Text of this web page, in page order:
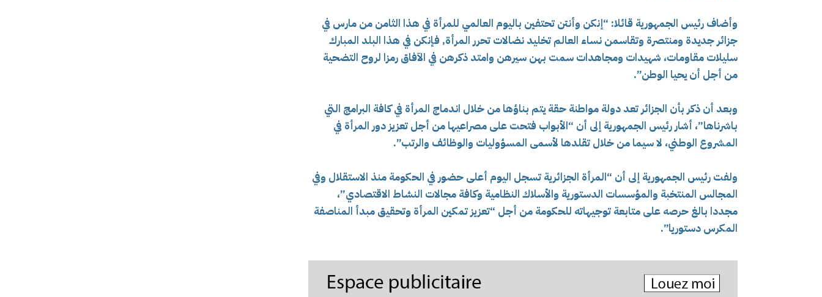
وأضاف رئيس الجمهورية قائلا: “إنكن وأنتن تحتفين باليوم العالمي للمرأة في هذا الثامن من مارس في
جزائر جديدة ومنتصرة وتقاسمن نساء العالم تخليد نضالات تحرر المرأة, فإنكن في هذا البلد المبارك
سليلات مقاومات، شهيدات ومجاهدات سمت بهن سيرهن وامتد ذكرهن في الآفاق رمزا لروح التضحية
من أجل أن يحيا الوطن”.
وبعد أن ذكر بأن الجزائر تعد دولة مواطنة حقة يتم بناؤها من خلال اندماج المرأة في كافة البرامج التي
باشرناها”، أشار رئيس الجمهورية إلى أن “الأبواب فتحت على مصراعيها من أجل تعزيز دور المرأة في
المشروع الوطني، لا سيما من خلال تقلدها لأسمى المسؤوليات والوظائف والرتب”.
ولفت رئيس الجمهورية إلى أن “المرأة الجزائرية تسجل اليوم أعلى حضور في الحكومة منذ الاستقلال وفي
المجالس المنتخبة والمؤسسات الدستورية والأسلاك النظامية وكافة مجالات النشاط الاقتصادي”،
مجددا بالغ حرصه على متابعة توجيهاته للحكومة من أجل “تعزيز تمكين المرأة وتحقيق مبدأ المناصفة
المكرس دستوريا”.